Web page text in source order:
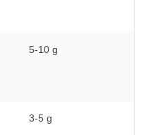
5-10 g
3-5 g